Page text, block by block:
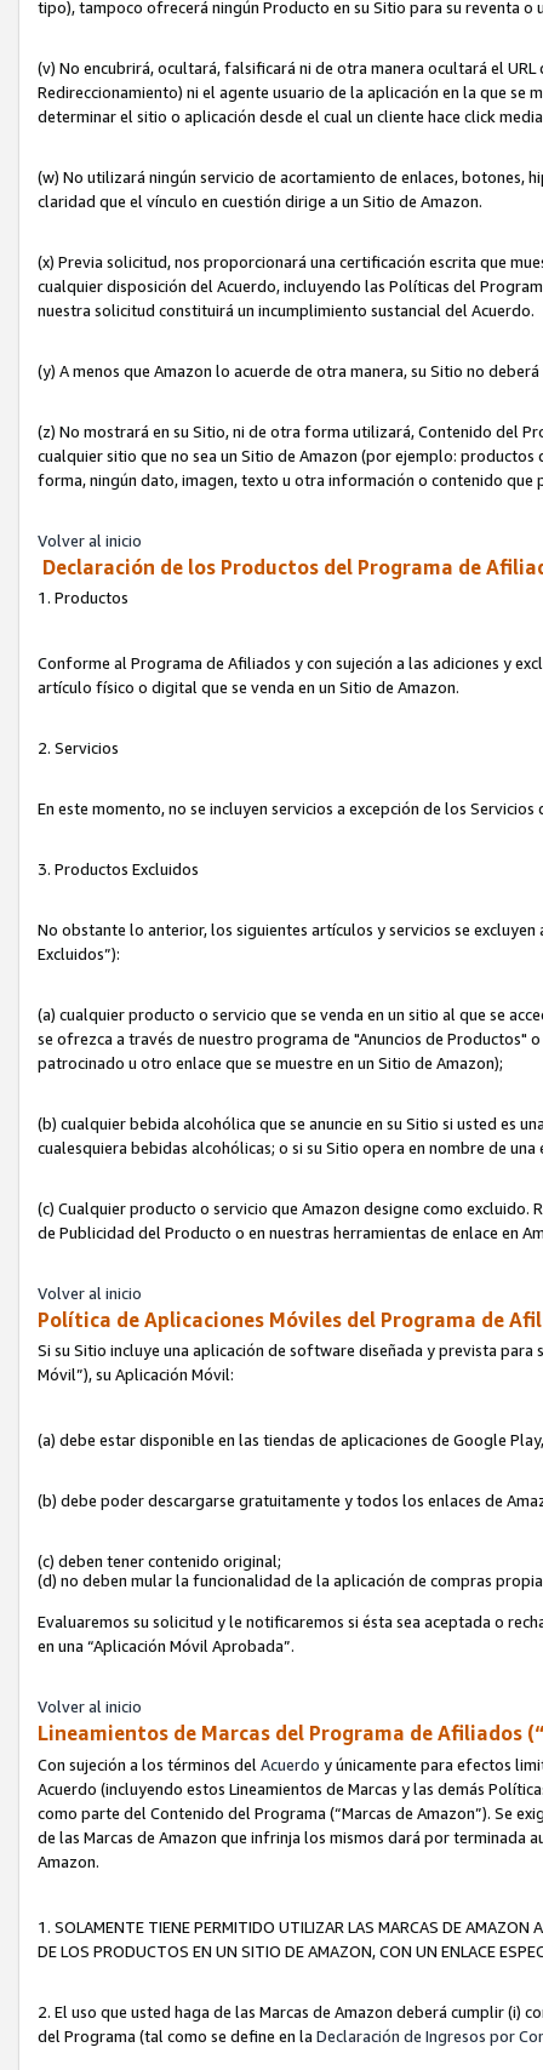
tipo), tampoco ofrecerá ningún Producto en su Sitio para su reventa o
(v) No encubrirá, ocultará, falsificará ni de otra manera ocultará el
Redireccionamiento) ni el agente usuario de la aplicación en la que
determinar el sitio o aplicación desde el cual un cliente hace click
(w) No utilizará ningún servicio de acortamiento de enlaces, botones,
claridad que el vínculo en cuestión dirige a un Sitio de Amazon.
(x) Previa solicitud, nos proporcionará una certificación escrita que
cualquier disposición del Acuerdo, incluyendo las Políticas del
nuestra solicitud constituirá un incumplimiento sustancial del Acuerdo.
(y) A menos que Amazon lo acuerde de otra manera, su Sitio no
(z) No mostrará en su Sitio, ni de otra forma utilizará, Contenido del
cualquier sitio que no sea un Sitio de Amazon (por ejemplo:
forma, ningún dato, imagen, texto u otra información o contenido
Volver al inicio
Declaración de los Productos del Programa de
1. Productos
Conforme al Programa de Afiliados y con sujeción a las adiciones y
artículo físico o digital que se venda en un Sitio de Amazon.
2. Servicios
En este momento, no se incluyen servicios a excepción de los
3. Productos Excluidos
No obstante lo anterior, los siguientes artículos y servicios se
Excluidos”):
(a) cualquier producto o servicio que se venda en un sitio al que se
se ofrezca a través de nuestro programa de "Anuncios de Productos"
patrocinado u otro enlace que se muestre en un Sitio de Amazon);
(b) cualquier bebida alcohólica que se anuncie en su Sitio si usted es
cualesquiera bebidas alcohólicas; o si su Sitio opera en nombre de
(c) Cualquier producto o servicio que Amazon designe como excluido.
de Publicidad del Producto o en nuestras herramientas de enlace en
Volver al inicio
Política de Aplicaciones Móviles del Programa de
Si su Sitio incluye una aplicación de software diseñada y prevista
Móvil”), su Aplicación Móvil:
(a) debe estar disponible en las tiendas de aplicaciones de Google
(b) debe poder descargarse gratuitamente y todos los enlaces de
(c) deben tener contenido original;
(d) no deben mular la funcionalidad de la aplicación de compras
Evaluaremos su solicitud y le notificaremos si ésta sea aceptada o
en una “Aplicación Móvil Aprobada”.
Volver al inicio
Lineamientos de Marcas del Programa de Afiliados
Con sujeción a los términos del Acuerdo y únicamente para efectos
Acuerdo (incluyendo estos Lineamientos de Marcas y las demás
como parte del Contenido del Programa (“Marcas de Amazon”). Se
de las Marcas de Amazon que infrinja los mismos dará por terminada
Amazon.
1. SOLAMENTE TIENE PERMITIDO UTILIZAR LAS MARCAS DE
DE LOS PRODUCTOS EN UN SITIO DE AMAZON, CON UN ENLACE
2. El uso que usted haga de las Marcas de Amazon deberá cumplir (i)
del Programa (tal como se define en la Declaración de Ingresos por